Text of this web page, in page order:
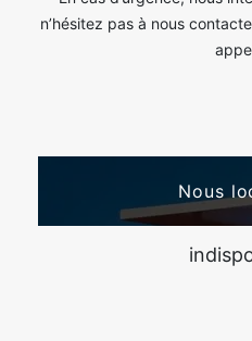
n’hésitez pas à nous
Nous